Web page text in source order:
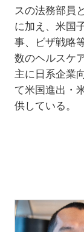
スの法務部員
に加え、米国
事、ビザ戦略
数のヘルスケ
主に日系企業
て米国進出・
供している。